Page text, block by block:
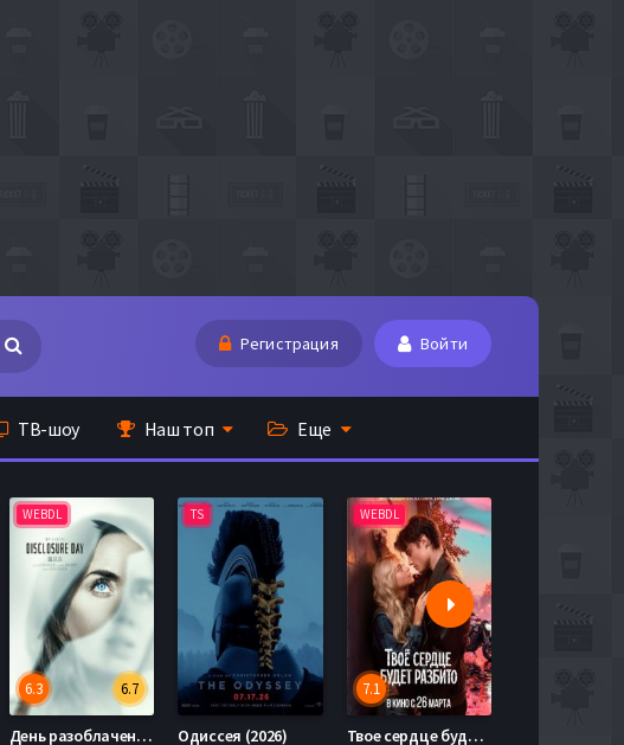
Регистрация Войти
ТВ-шоу Наш топ Еще
WEBDL
6.7
6.3
День разоблачения (2026)
TS
Одиссея (2026)
WEBDL
7.1
Твое сердце будет разбито (2026)